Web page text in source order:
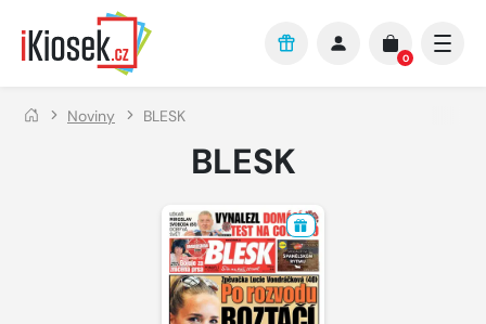
Přejít na hlavní obsah
0
Noviny BLESK
BLESK